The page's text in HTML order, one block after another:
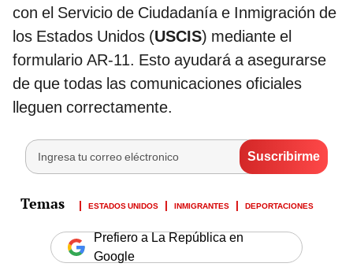
con el Servicio de Ciudadanía e Inmigración de
los Estados Unidos (USCIS) mediante el
formulario AR-11. Esto ayudará a asegurarse
de que todas las comunicaciones oficiales
lleguen correctamente.
ESTADOS UNIDOS INMIGRANTES DEPORTACIONES
Prefiero a La República en
Google